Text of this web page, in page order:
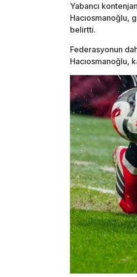
Yabancı
Hacıosmanoğlu,
belirtti.
Federasyonun
Hacıosmanoğlu,